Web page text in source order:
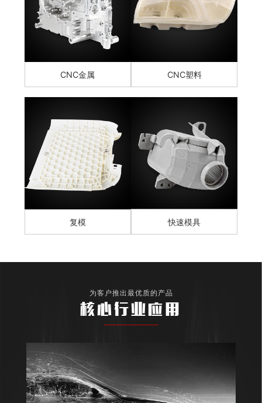
CNC金属 CNC塑料
复模 快速模具
为客户推出最优质的产品
核心行业应用